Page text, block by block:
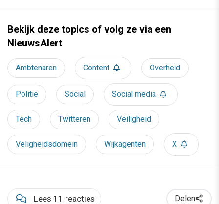
Bekijk deze topics of volg ze via een
NieuwsAlert
Ambtenaren Content Overheid
Politie Social Social media
Tech Twitteren Veiligheid
Veligheidsdomein Wijkagenten X
Lees 11 reacties Delen